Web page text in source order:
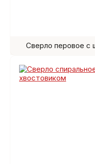
Сверло перовое с